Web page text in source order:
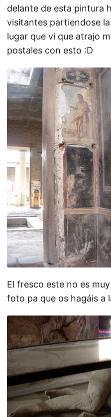
delante de esta pintura
visitantes partiendose
lugar que vi que atrajo
postales con esto :D
El fresco este no es
foto pa que os hagáis a